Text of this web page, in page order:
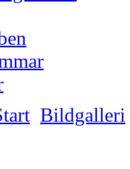
Bildgalleri